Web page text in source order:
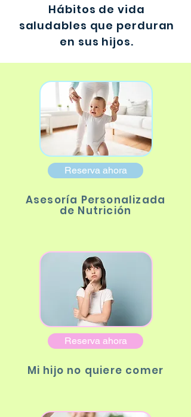
Diplomado en Medicina funcional
FUCS.
Consultora Internacional de
Lactancia IBCLC.
Hábitos de vida
saludables que perduran
en sus hijos.
Reserva ahora
Asesoría Personalizada
de Nutrición
Reserva ahora
Mi hijo no quiere comer